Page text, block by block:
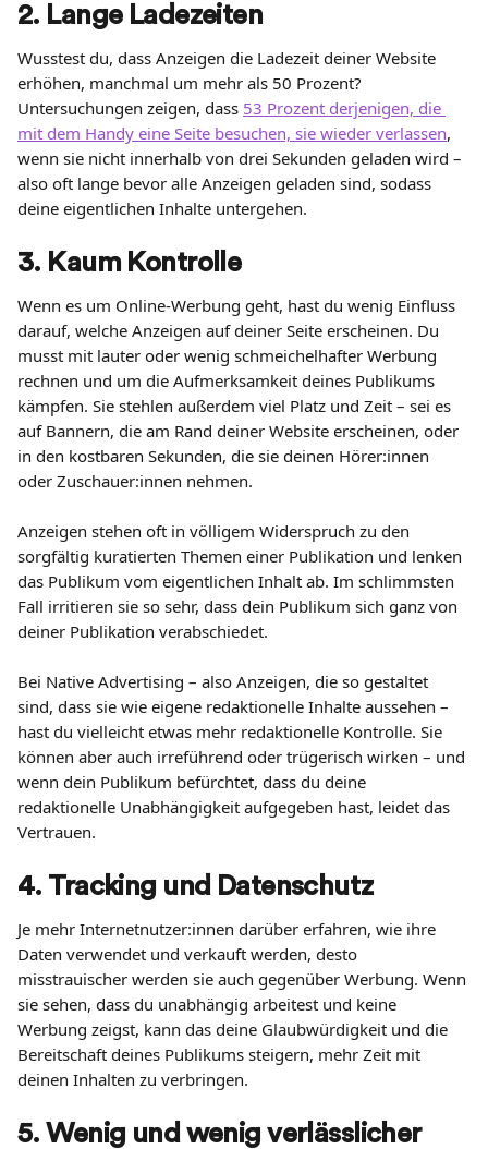
2. Lange Ladezeiten
Wusstest du, dass Anzeigen die Ladezeit deiner Website
erhöhen, manchmal um mehr als 50 Prozent?
Untersuchungen zeigen, dass 53 Prozent derjenigen, die
mit dem Handy eine Seite besuchen, sie wieder verlassen,
wenn sie nicht innerhalb von drei Sekunden geladen wird –
also oft lange bevor alle Anzeigen geladen sind, sodass
deine eigentlichen Inhalte untergehen.
3. Kaum Kontrolle
Wenn es um Online-Werbung geht, hast du wenig Einfluss
darauf, welche Anzeigen auf deiner Seite erscheinen. Du
musst mit lauter oder wenig schmeichelhafter Werbung
rechnen und um die Aufmerksamkeit deines Publikums
kämpfen. Sie stehlen außerdem viel Platz und Zeit – sei es
auf Bannern, die am Rand deiner Website erscheinen, oder
in den kostbaren Sekunden, die sie deinen Hörer:innen
oder Zuschauer:innen nehmen.
Anzeigen stehen oft in völligem Widerspruch zu den
sorgfältig kuratierten Themen einer Publikation und lenken
das Publikum vom eigentlichen Inhalt ab. Im schlimmsten
Fall irritieren sie so sehr, dass dein Publikum sich ganz von
deiner Publikation verabschiedet.
Bei Native Advertising – also Anzeigen, die so gestaltet
sind, dass sie wie eigene redaktionelle Inhalte aussehen –
hast du vielleicht etwas mehr redaktionelle Kontrolle. Sie
können aber auch irreführend oder trügerisch wirken – und
wenn dein Publikum befürchtet, dass du deine
redaktionelle Unabhängigkeit aufgegeben hast, leidet das
Vertrauen.
4. Tracking und Datenschutz
Je mehr Internetnutzer:innen darüber erfahren, wie ihre
Daten verwendet und verkauft werden, desto
misstrauischer werden sie auch gegenüber Werbung. Wenn
sie sehen, dass du unabhängig arbeitest und keine
Werbung zeigst, kann das deine Glaubwürdigkeit und die
Bereitschaft deines Publikums steigern, mehr Zeit mit
deinen Inhalten zu verbringen.
5. Wenig und wenig verlässlicher